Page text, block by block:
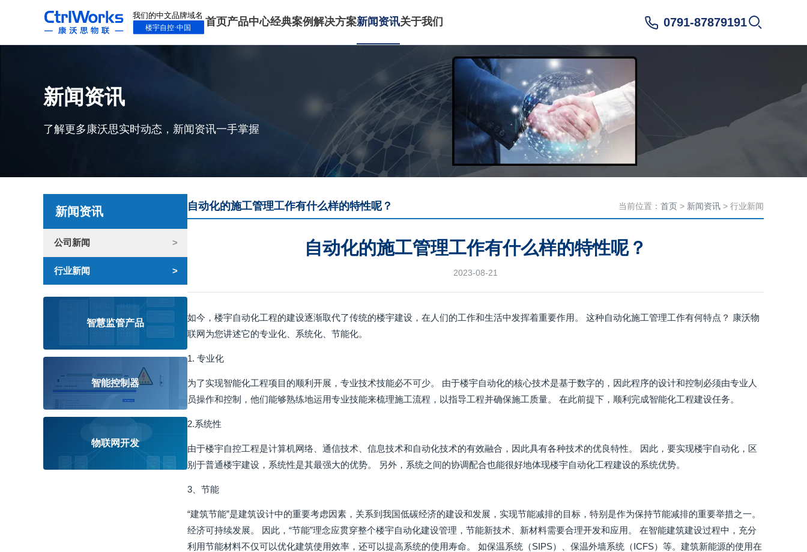
首页产品中心经典案例解决方案新闻资讯关于我们 0791-87879191
新闻资讯
了解更多康沃思实时动态，新闻资讯一手掌握
新闻资讯
公司新闻
行业新闻
智慧监管产品
智能控制器
物联网开发
自动化的施工管理工作有什么样的特性呢？ 当前位置： 首页 > 新闻资讯 > 行业新闻
自动化的施工管理工作有什么样的特性呢？
2023-08-21
如今，楼宇自动化工程的建设逐渐取代了传统的楼宇建设，在人们的工作和生活中发挥着重要作用。 这种自动化施工管理工作有何特点？ 康沃物
联网为您讲述它的专业化、系统化、节能化。
1. 专业化
为了实现智能化工程项目的顺利开展，专业技术技能必不可少。 由于楼宇自动化的核心技术是基于数字的，因此程序的设计和控制必须由专业人
员操作和控制，他们能够熟练地运用专业技能来梳理施工流程，以指导工程并确保施工质量。 在此前提下，顺利完成智能化工程建设任务。
2.系统性
由于楼宇自控工程是计算机网络、通信技术、信息技术和自动化技术的有效融合，因此具有各种技术的优良特性。 因此，要实现楼宇自动化，区
别于普通楼宇建设，系统性是其最强大的优势。 另外，系统之间的协调配合也能很好地体现楼宇自动化工程建设的系统优势。
3、节能
“建筑节能”是建筑设计中的重要考虑因素，关系到我国低碳经济的建设和发展，实现节能减排的目标，特别是作为保持节能减排的重要举措之一。
经济可持续发展。 因此，“节能”理念应贯穿整个楼宇自动化建设管理，节能新技术、新材料需要合理开发和应用。 在智能建筑建设过程中，充分
利用节能材料不仅可以优化建筑使用效率，还可以提高系统的使用寿命。 如保温系统（SIPS）、保温外墙系统（ICFS）等。建筑新能源的使用在